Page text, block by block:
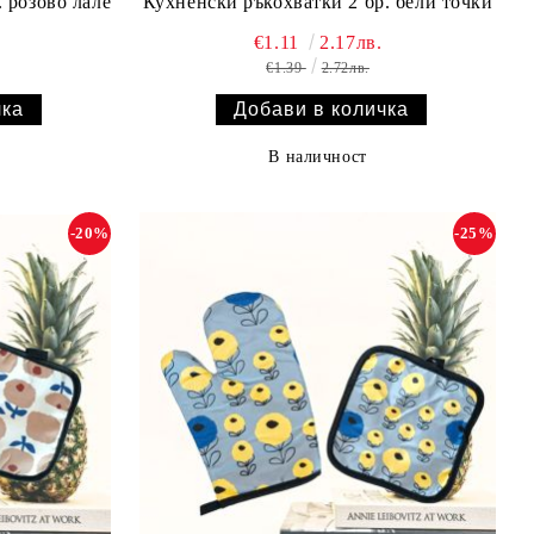
€1.11 2.17лв.
€1.39 2.72лв.
В наличност
-20% -25%